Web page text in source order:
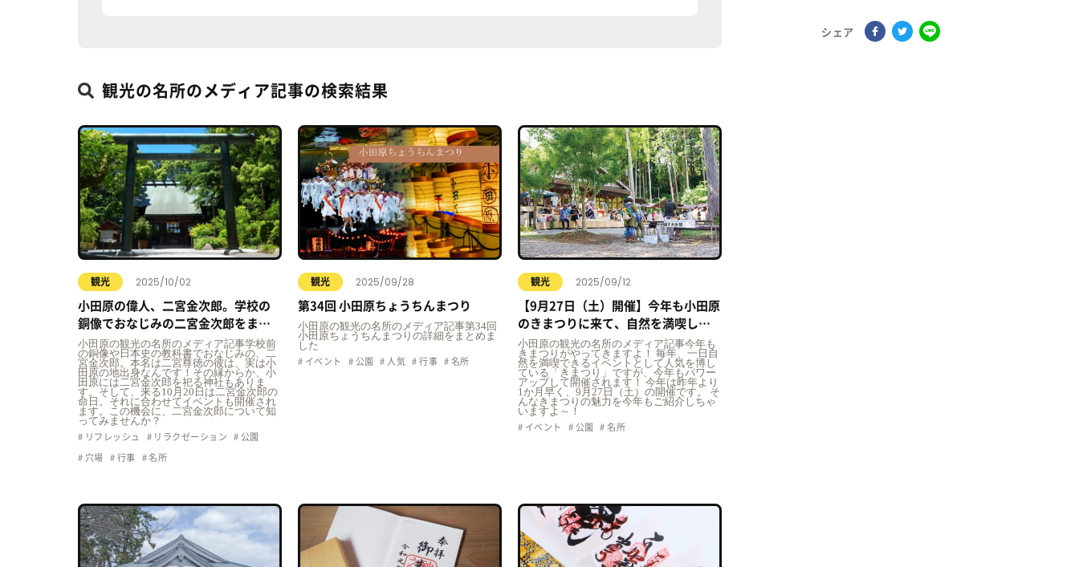
観光の名所のメディア記事の検索結果
観光 2025/10/02
小田原の偉人、二宮金次郎。学校の
銅像でおなじみの二宮金次郎をまつ
る神社とイベントについてご紹介！
小田原の観光の名所のメディア記事学校前
の銅像や日本史の教科書でおなじみの、二
宮金次郎。本名は二宮尊徳の彼は、実は小
田原の地出身なんです！その縁からか、小
田原には二宮金次郎を祀る神社もありま
す。そして、来る10月20日は二宮金次郎の
命日。それに合わせてイベントも開催され
ます。この機会に、二宮金次郎について知
ってみませんか？
リフレッシュ リラクゼーション 公園
穴場 行事 名所
観光 2025/09/28
第34回 小田原ちょうちんまつり
小田原の観光の名所のメディア記事第34回
小田原ちょうちんまつりの詳細をまとめま
した
イベント 公園 人気 行事 名所
観光 2025/09/12
【9月27日（土）開催】今年も小田原
のきまつりに来て、自然を満喫しち
ゃいましょう！
小田原の観光の名所のメディア記事今年も
きまつりがやってきますよ！ 毎年、一日自
然を満喫できるイベントとして人気を博し
ている「きまつり」ですが、今年もパワー
アップして開催されます！ 今年は昨年より
1か月早く、9月27日（土）の開催です。 そ
んなきまつりの魅力を今年もご紹介しちゃ
いますよ～！
イベント 公園 名所
シェア